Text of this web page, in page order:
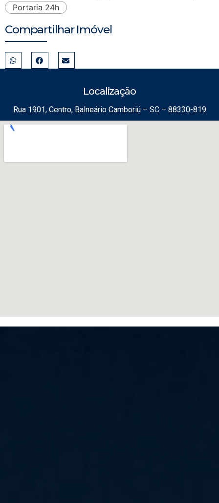
Portaria 24h
Compartilhar Imóvel
Localização
Rua 1901, Centro, Balneário Camboriú – SC – 88330-819